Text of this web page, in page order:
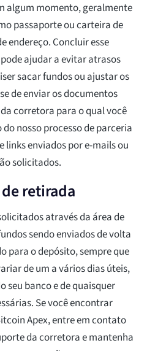
algum momento, geralmente
passaporte ou carteira de
endereço. Concluir esse
ajudar a evitar atrasos
sacar fundos ou ajustar os
de enviar os documentos
corretora para o qual você
nosso processo de parceria
links enviados por e-mails ou
solicitados.
de retirada
através da área de
sendo enviados de volta
para o depósito, sempre que
de um a vários dias úteis,
seu banco e de quaisquer
Se você encontrar
Apex, entre em contato
da corretora e mantenha